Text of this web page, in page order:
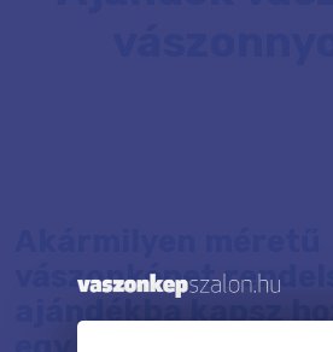
vászonképet
ajándékba kapsz